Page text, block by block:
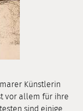
Künstlerin
vor allem für ihre
sind einige